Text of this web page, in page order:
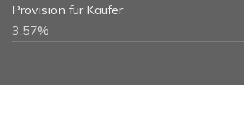
Provision für Käufer
3,57%